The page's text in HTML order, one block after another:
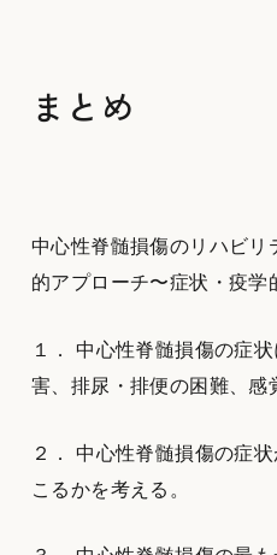
まとめ
中心性脊髄損傷のリハビ
的アプローチ〜症状・疫学
１． 中心性脊髄損傷の症
害、排尿・排便の困難、感
２． 中心性脊髄損傷の症
こるかを考える。